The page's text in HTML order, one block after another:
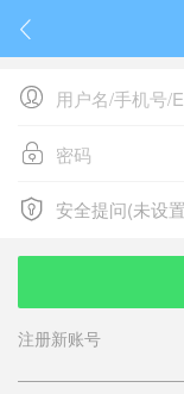



 安全提问(未设
安全提问(未设
注册新账号